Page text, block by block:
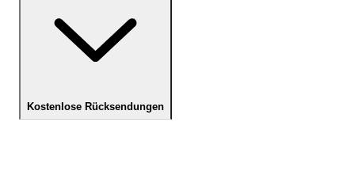
Kostenlose Rücksendungen